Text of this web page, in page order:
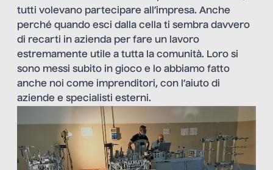
tutti volevano partecipare all’impresa. Anche
perché quando esci dalla cella ti sembra davvero
di recarti in azienda per fare un lavoro
estremamente utile a tutta la comunità. Loro si
sono messi subito in gioco e lo abbiamo fatto
anche noi come imprenditori, con l’aiuto di
aziende e specialisti esterni.